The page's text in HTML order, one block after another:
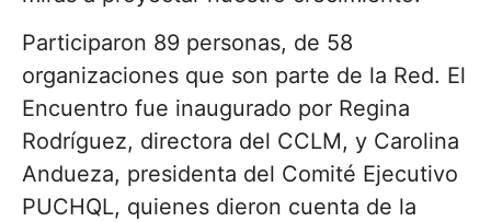
Participaron 89 personas, de 58
organizaciones que son parte de la Red. El
Encuentro fue inaugurado por Regina
Rodríguez, directora del CCLM, y Carolina
Andueza, presidenta del Comité Ejecutivo
PUCHQL, quienes dieron cuenta de la